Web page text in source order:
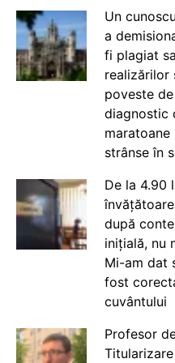
Un
a
fi plagiat
realizărilor
poveste
diagnostic
strânse în
De la 4.90
după
inițială, nu
Mi-am dat
fost
cuvântului
Profesor